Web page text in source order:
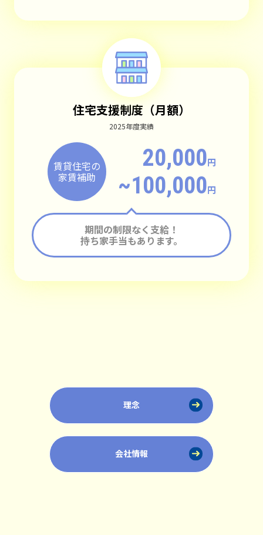
住宅支援制度（月額）
2025年度実績
賃貸住宅の
家賃補助
20,000円
~100,000円
期間の制限なく支給！
持ち家手当もあります。
理念
会社情報